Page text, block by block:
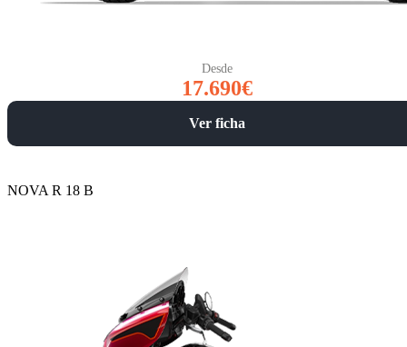
Desde
17.690€
Ver ficha
NOVA R 18 B